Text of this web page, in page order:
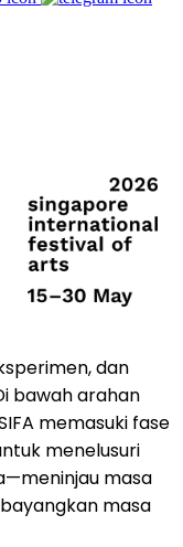
dan
bawah arahan
memasuki fase
menelusuri
masa
masa